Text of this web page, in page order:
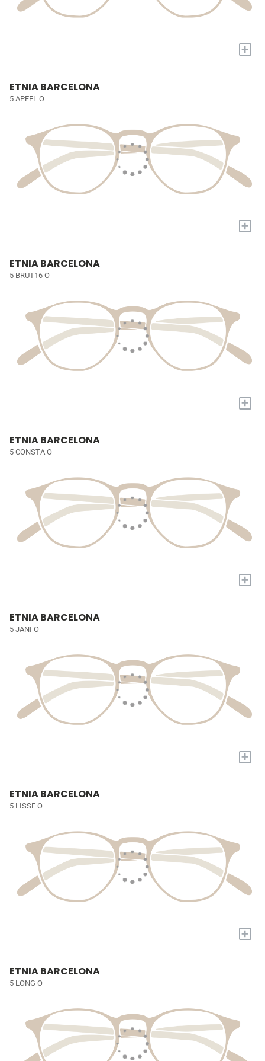
+
ETNIA BARCELONA
5 APFEL O
+
ETNIA BARCELONA
5 BRUT16 O
+
ETNIA BARCELONA
5 CONSTA O
+
ETNIA BARCELONA
5 JANI O
+
ETNIA BARCELONA
5 LISSE O
+
ETNIA BARCELONA
5 LONG O